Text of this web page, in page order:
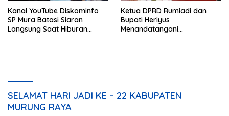
Kanal YouTube Diskominfo
SP Mura Batasi Siaran
Langsung Saat Hiburan
Ketua DPRD Rumiadi dan
Bupati Heriyus
Menandatangani
SELAMAT HARI JADI KE – 22 KABUPATEN
MURUNG RAYA